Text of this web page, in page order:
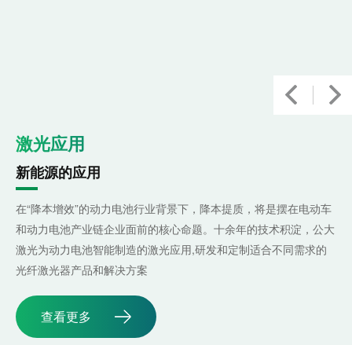
降本提质，将是摆在电动车
。十余年的技术积淀，公大
发和定制适合不同需求的
汽车轻量化已经成为市场消费者所追逐的
趋势就是车身轻量化。随着整车向轻量化
构、新工艺不断涌现，激光加工工艺又会
光在光纤激光器产品的设计研